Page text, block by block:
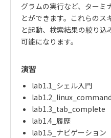
グラムの実行など、ターミ
とができます。これらのス
と起動、検索結果の絞り
可能になります。
演習
lab1.1_シェル入門
lab1.3_tab_complete
lab1.4_履歴
lab1.5_ナビゲーション